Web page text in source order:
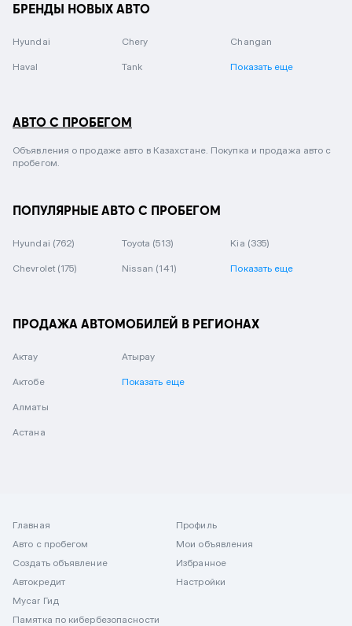
БРЕНДЫ НОВЫХ АВТО
Hyundai Chery Changan
Haval Tank Показать еще
АВТО С ПРОБЕГОМ
Объявления о продаже авто в Казахстане. Покупка и продажа авто с
пробегом.
ПОПУЛЯРНЫЕ АВТО С ПРОБЕГОМ
Hyundai (762) Toyota (513) Kia (335)
Chevrolet (175) Nissan (141) Показать еще
ПРОДАЖА АВТОМОБИЛЕЙ В РЕГИОНАХ
Актау
Актобе
Алматы
Астана
Атырау
Показать еще
Главная
Авто с пробегом
Создать объявление
Автокредит
Mycar Гид
Памятка по кибербезопасности
Профиль
Мои объявления
Избранное
Настройки